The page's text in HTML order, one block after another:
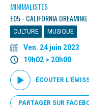
MINIMALISTES
E05 - CALIFORNIA DREAMING
CULTURE MUSIQUE
Ven. 24 juin 2023
19h02 > 20h00
ÉCOUTER
PARTAGER SUR